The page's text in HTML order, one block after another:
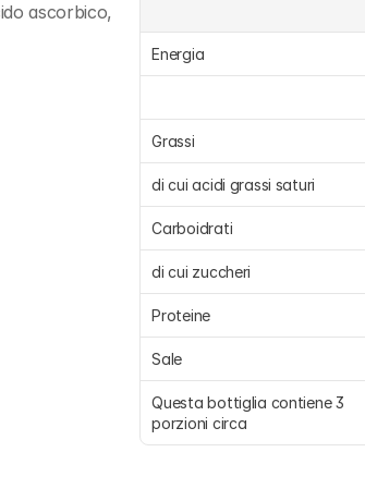
ascorbico,
Energia
Grassi
di cui acidi grassi saturi
Carboidrati
di cui zuccheri
Proteine
Sale
Questa bottiglia contiene 3
porzioni circa